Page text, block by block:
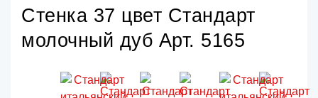
Стенка 37 цвет Стандарт
молочный дуб Арт. 5165